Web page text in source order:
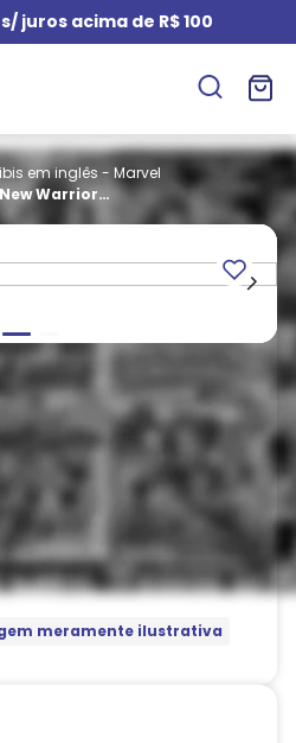
juros acima de R$ 100
em inglês - Marvel
New Warriors
Volume 1 #
meramente ilustrativa